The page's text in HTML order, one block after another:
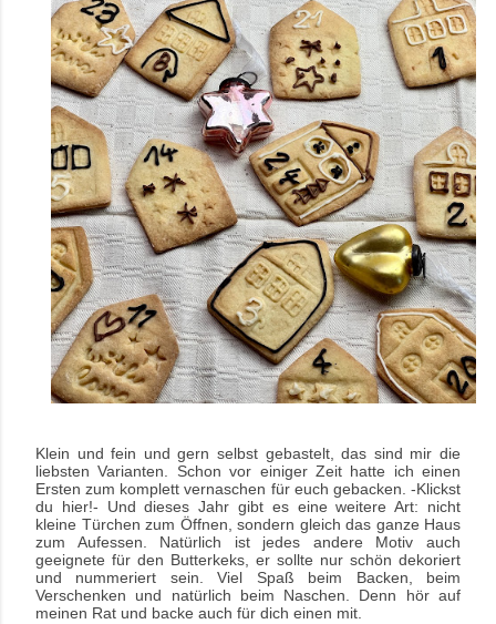
Klein und fein und gern selbst gebastelt, das sind mir die
liebsten Varianten. Schon vor einiger Zeit hatte ich einen
Ersten zum komplett vernaschen für euch gebacken. -Klickst
du hier!- Und dieses Jahr gibt es eine weitere Art: nicht
kleine Türchen zum Öffnen, sondern gleich das ganze Haus
zum Aufessen. Natürlich ist jedes andere Motiv auch
geeignete für den Butterkeks, er sollte nur schön dekoriert
und nummeriert sein. Viel Spaß beim Backen, beim
Verschenken und natürlich beim Naschen. Denn hör auf
meinen Rat und backe auch für dich einen mit.